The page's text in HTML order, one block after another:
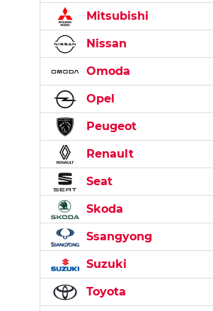
Mitsubishi
Nissan
Omoda
Opel
Peugeot
Renault
Seat
Skoda
Ssangyong
Suzuki
Toyota